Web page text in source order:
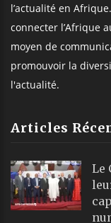
l’actualité en
connecter l’Afrique
moyen de
promouvoir la
l'actualité.
Articles
Le